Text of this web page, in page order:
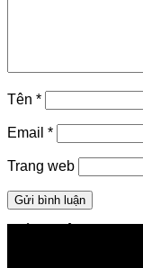
Tên *
Email *
Trang web